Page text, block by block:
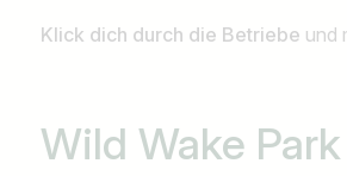
Klick dich durch die Betriebe und
Wild Wake Park